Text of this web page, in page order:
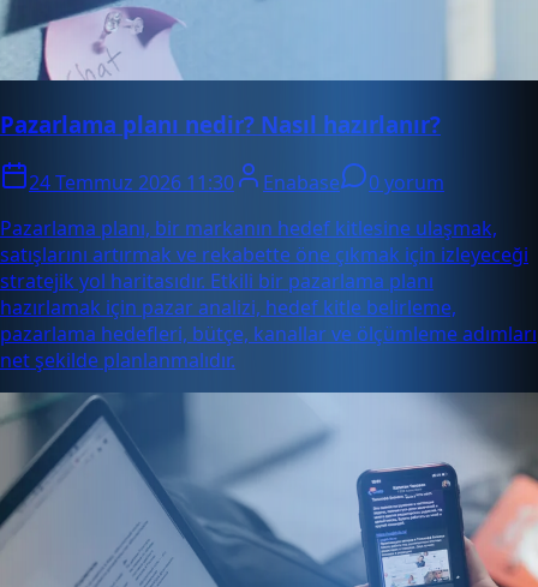
Pazarlama planı nedir? Nasıl hazırlanır?
24 Temmuz 2026 11:30 Enabase
0 yorum
Pazarlama planı, bir markanın hedef kitlesine ulaşmak,
satışlarını artırmak ve rekabette öne çıkmak için izleyeceği
stratejik yol haritasıdır. Etkili bir pazarlama planı
hazırlamak için pazar analizi, hedef kitle belirleme,
pazarlama hedefleri, bütçe, kanallar ve ölçümleme adımları
net şekilde planlanmalıdır.